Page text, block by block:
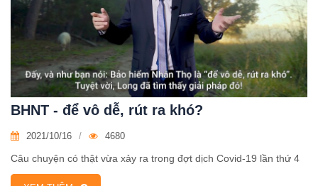
BHNT - để vô dễ, rút ra khó?
2021/10/16 4680
Câu chuyện có thật vừa xảy ra trong đợt dịch Covid-19 lần thứ 4